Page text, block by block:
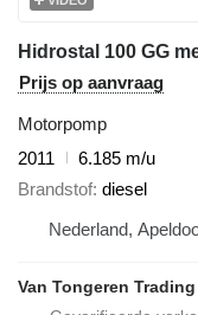
Prijs op aanvraag
Motorpomp
2011
6.185 m/u
Brandstof diesel
Nederland,
Van Tongeren Trading